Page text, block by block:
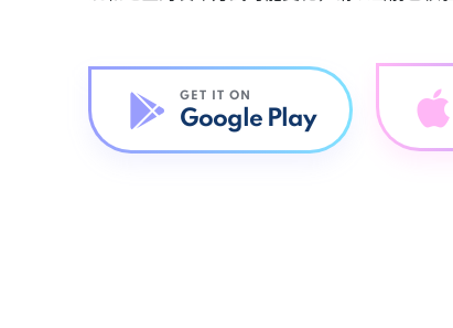
GET IT ON
Google Play